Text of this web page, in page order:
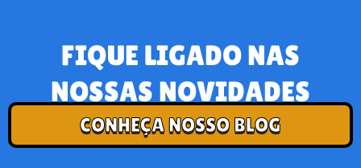
FIQUE LIGADO NAS
NOSSAS NOVIDADES
CONHEÇA NOSSO BLOG